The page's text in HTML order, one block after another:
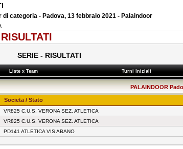
categoria - Padova, 13 febbraio 2021 - Palaindoor
SERIE - RISULTATI
Liste x Team Turni Iniziali
PALAINDOOR
Societā / Stato
VR825 C.U.S. VERONA SEZ. ATLETICA
VR825 C.U.S. VERONA SEZ. ATLETICA
PD141 ATLETICA VIS ABANO